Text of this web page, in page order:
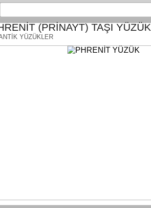
(PRİNAYT) TAŞI YÜZÜK
YÜZÜKLER